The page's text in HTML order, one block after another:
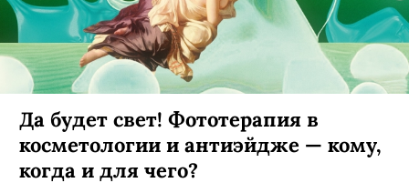
Да будет свет! Фототерапия в
косметологии и антиэйдже — кому,
когда и для чего?